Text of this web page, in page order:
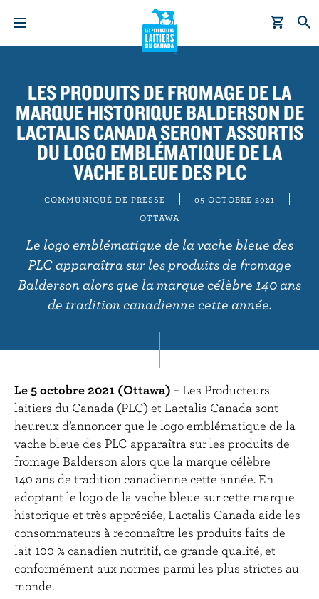
LES PRODUITS DE FROMAGE DE LA
MARQUE HISTORIQUE BALDERSON DE
LACTALIS CANADA SERONT ASSORTIS
DU LOGO EMBLÉMATIQUE DE LA
VACHE BLEUE DES PLC
COMMUNIQUÉ DE PRESSE
05 OCTOBRE 2021
OTTAWA
Le logo emblématique de la vache bleue des
PLC apparaîtra sur les produits de fromage
Balderson alors que la marque célèbre 140 ans
de tradition canadienne cette année.
Le 5 octobre 2021 (Ottawa) – Les Producteurs
laitiers du Canada (PLC) et Lactalis Canada sont
heureux d’annoncer que le logo emblématique de la
vache bleue des PLC apparaîtra sur les produits de
fromage Balderson alors que la marque célèbre
140 ans de tradition canadienne cette année. En
adoptant le logo de la vache bleue sur cette marque
historique et très appréciée, Lactalis Canada aide les
consommateurs à reconnaître les produits faits de
lait 100 % canadien nutritif, de grande qualité, et
conformément aux normes parmi les plus strictes au
monde.